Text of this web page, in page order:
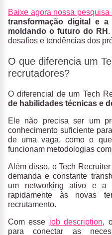
Baixe agora nossa pesquisa
transformação digital e a
moldando o futuro do RH
desafios e tendências dos
O que diferencia um
recrutadores?
O diferencial de um Tech
de habilidades técnicas e
Ele não precisa ser um
conhecimento suficiente
de uma vaga, como o
funcionam metodologias
Além disso, o Tech
demanda e constante
um networking ativo e a
rapidamente às novas
recrutamento.
Com esse job description,
para conectar as